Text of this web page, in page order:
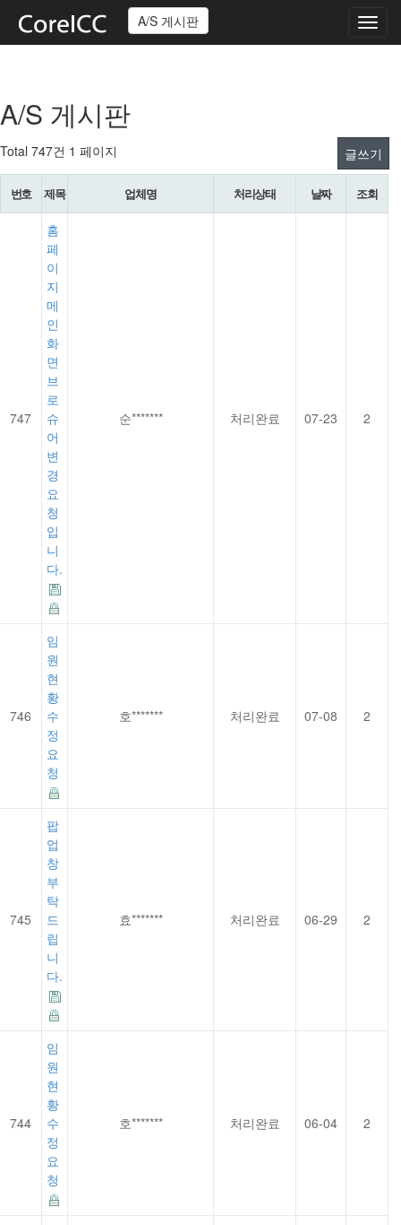
A/S 게시판
A/S 게시판
Total 747건 1 페이지 글쓰기
번호 제목 업체명 처리상태 날짜 조회
747
홈
페
이
지
메
인
화
면
브
로
슈
어
변
경
요
청
입
니
다.
순******* 처리완료 07-23 2
746
임
원
현
황
수
정
요
청
호******* 처리완료 07-08 2
745
팝
업
창
부
탁
드
립
니
다.
효******* 처리완료 06-29 2
744
임
원
현
황
수
정
요
청
호******* 처리완료 06-04 2